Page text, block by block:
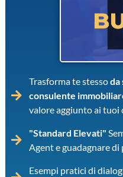
Trasforma te stessoda
consulente
valore aggiunto ai tuoi
"Standard Elevati"
Agent e guadagnare
Esempi pratici di